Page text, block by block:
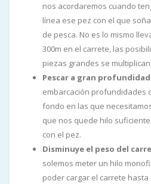
nos acordaremos cuando
línea ese pez con el que
de pesca. No es lo mismo
300m en el carrete, las
piezas grandes se multiplican.
Pescar a gran profundidad
embarcación profundidades
fondo en las que
que nos quede hilo
con el pez.
Disminuye el peso del
solemos meter un hilo
poder cargar el carrete